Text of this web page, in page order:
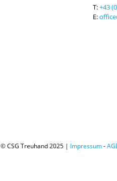
T:+43
E:
© CSG Treuhand 2025 | Impressum-